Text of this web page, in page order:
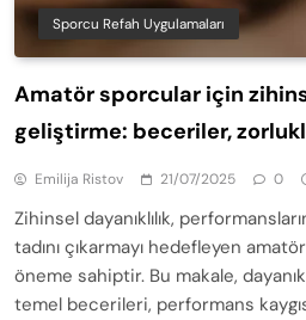
Sporcu Refah Uygulamaları
Amatör sporcular için
geliştirme: beceriler,
Emilija Ristov 21/07/2025 0
Zihinsel dayanıklılık,
tadını çıkarmayı hedefleyen
öneme sahiptir. Bu makale,
temel becerileri, performans